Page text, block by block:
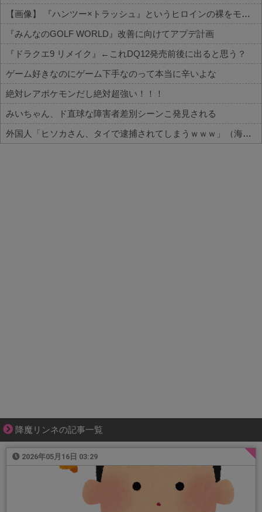
【画像】 『ハンツー×トラッシュ』というヒロインの裸をモブキャラに見られまくる漫画
『みんなのGOLF WORLD』改善に向けてアプデ計画
『ドラクエ9 リメイク』←これDQ12発売前後に出ると思う？
ゲーム好きなのにゲーム下手なのって本当に辛いよな
絶対レアポケモンだし絶対超強い！！！
みいちゃん、ド直球な障害者差別シーンこ発見される
外国人「ヒソカさん、タイで逮捕されてしまうｗｗｗ」（海外の反応）
降魔リンネの記事一覧
2026年05月16日 03:29